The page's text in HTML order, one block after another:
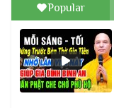
Popular